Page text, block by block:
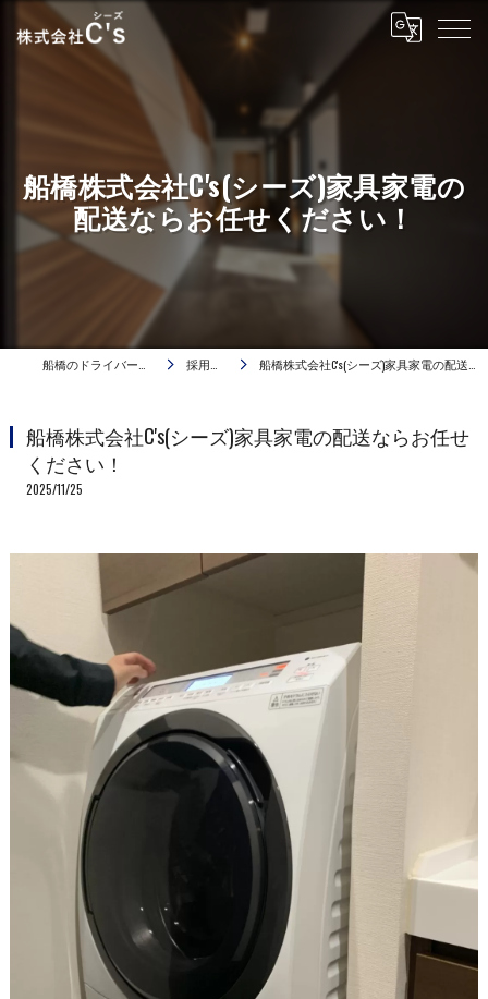
船橋株式会社C's(シーズ)家具家電の
配送ならお任せください！
採用ブログ 船橋株式会社C's(シーズ)家具家電の配送ならお任せください！
船橋株式会社C's(シーズ)家具家電の配送ならお任せ
ください！
2025/11/25